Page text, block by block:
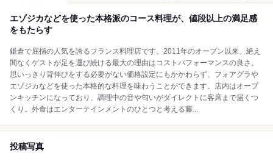
エゾジカなどを使った本格派のコース料理が、値段以上の満足感
をもたらす
鎌倉で屈指の人気を誇るフランス料理店です。2011年のオープン以来、絶え
間なくゲストが足を運び続ける最大の理由はコストパフォーマンスの良さ。
思いっきり背伸びをする必要がない価格設定にもかかわらず、フォアグラや
エゾジカなどを使った本格的な料理を味わうことができます。店内はオープ
ンキッチンになっており、調理中の音や匂いがダイレクトに客席まで届くつ
くり。外食はエンターテインメントのひとつと考える藤...
投稿写真